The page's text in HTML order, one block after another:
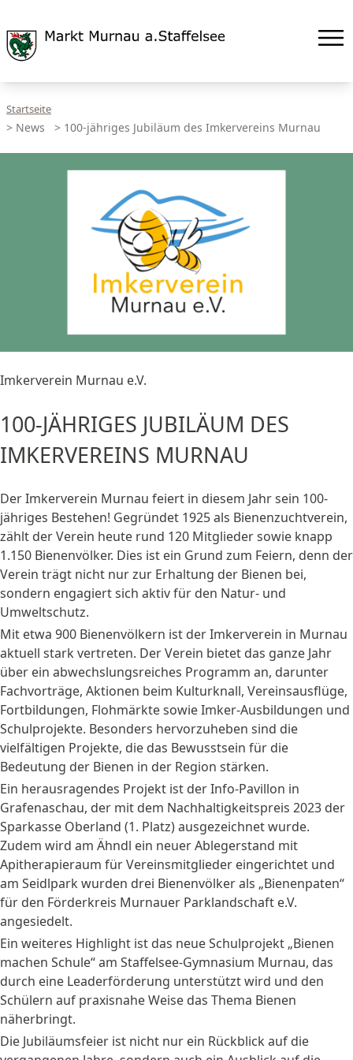
Startseite
> News > 100-jähriges Jubiläum des Imkervereins Murnau
Imkerverein Murnau e.V.
100-JÄHRIGES JUBILÄUM DES
IMKERVEREINS MURNAU
Der Imkerverein Murnau feiert in diesem Jahr sein 100-
jähriges Bestehen! Gegründet 1925 als Bienenzuchtverein,
zählt der Verein heute rund 120 Mitglieder sowie knapp
1.150 Bienenvölker. Dies ist ein Grund zum Feiern, denn der
Verein trägt nicht nur zur Erhaltung der Bienen bei,
sondern engagiert sich aktiv für den Natur- und
Umweltschutz.
Mit etwa 900 Bienenvölkern ist der Imkerverein in Murnau
aktuell stark vertreten. Der Verein bietet das ganze Jahr
über ein abwechslungsreiches Programm an, darunter
Fachvorträge, Aktionen beim Kulturknall, Vereinsausflüge,
Fortbildungen, Flohmärkte sowie Imker-Ausbildungen und
Schulprojekte. Besonders hervorzuheben sind die
vielfältigen Projekte, die das Bewusstsein für die
Bedeutung der Bienen in der Region stärken.
Ein herausragendes Projekt ist der Info-Pavillon in
Grafenaschau, der mit dem Nachhaltigkeitspreis 2023 der
Sparkasse Oberland (1. Platz) ausgezeichnet wurde.
Zudem wird am Ähndl ein neuer Ablegerstand mit
Apitherapieraum für Vereinsmitglieder eingerichtet und
am Seidlpark wurden drei Bienenvölker als „Bienenpaten“
für den Förderkreis Murnauer Parklandschaft e.V.
angesiedelt.
Ein weiteres Highlight ist das neue Schulprojekt „Bienen
machen Schule“ am Staffelsee-Gymnasium Murnau, das
durch eine Leaderförderung unterstützt wird und den
Schülern auf praxisnahe Weise das Thema Bienen
näherbringt.
Die Jubiläumsfeier ist nicht nur ein Rückblick auf die